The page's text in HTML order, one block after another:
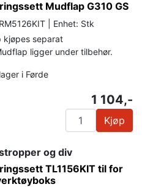
Mudflap G310 GS
| Enhet: Stk
kjøpes separat
ligger under tilbehør.
i Førde
1 104,-
Kjøp
og div
TL1156KIT til for